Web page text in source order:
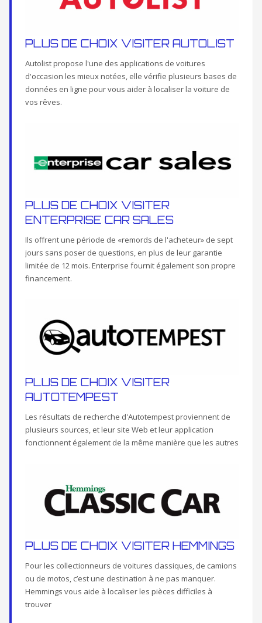
PLUS DE CHOIX VISITER AUTOLIST
Autolist propose l'une des applications de voitures
d'occasion les mieux notées, elle vérifie plusieurs bases de
données en ligne pour vous aider à localiser la voiture de
vos rêves.
PLUS DE CHOIX VISITER
ENTERPRISE CAR SALES
Ils offrent une période de «remords de l'acheteur» de sept
jours sans poser de questions, en plus de leur garantie
limitée de 12 mois. Enterprise fournit également son propre
financement.
PLUS DE CHOIX VISITER
AUTOTEMPEST
Les résultats de recherche d'Autotempest proviennent de
plusieurs sources, et leur site Web et leur application
fonctionnent également de la même manière que les autres
PLUS DE CHOIX VISITER HEMMINGS
Pour les collectionneurs de voitures classiques, de camions
ou de motos, c’est une destination à ne pas manquer.
Hemmings vous aide à localiser les pièces difficiles à
trouver